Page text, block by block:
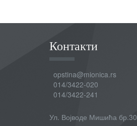
Контакти
opstina@mionica.rs
014/3422-020
014/3422-241
Ул. Војводе Мишића бр.30